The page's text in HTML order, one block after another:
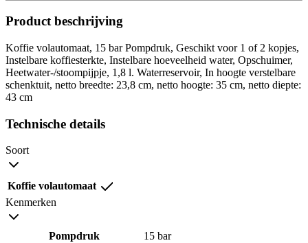
Product beschrijving
Koffie volautomaat, 15 bar Pompdruk, Geschikt voor 1 of 2 kopjes,
Instelbare koffiesterkte, Instelbare hoeveelheid water, Opschuimer,
Heetwater-/stoompijpje, 1,8 l. Waterreservoir, In hoogte verstelbare
schenktuit, netto breedte: 23,8 cm, netto hoogte: 35 cm, netto diepte:
43 cm
Technische details
Soort
Koffie volautomaat
Kenmerken
Pompdruk
15 bar